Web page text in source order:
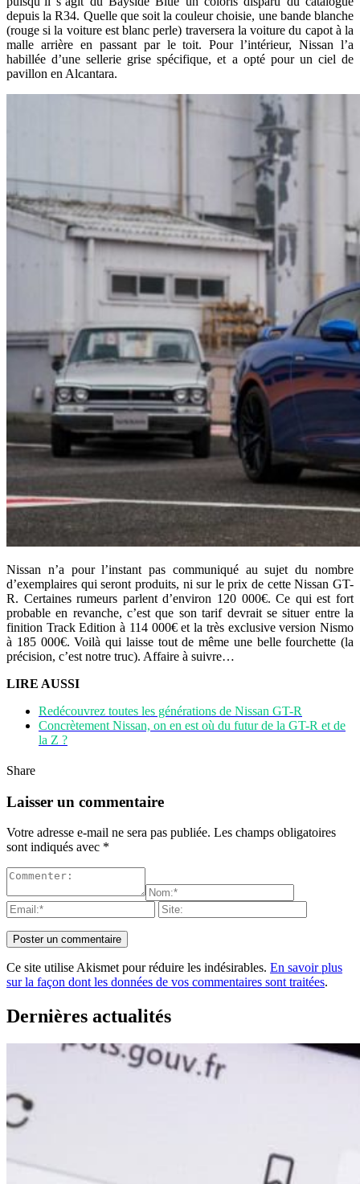
depuis la R34. Quelle que soit la couleur choisie, une bande blanche
(rouge si la voiture est blanc perle) traversera la voiture du capot à la
malle arrière en passant par le toit. Pour l’intérieur, Nissan l’a
habillée d’une sellerie grise spécifique, et a opté pour un ciel de
pavillon en Alcantara.
Nissan n’a pour l’instant pas communiqué au sujet du nombre
d’exemplaires qui seront produits, ni sur le prix de cette Nissan GT-
R. Certaines rumeurs parlent d’environ 120 000€. Ce qui est fort
probable en revanche, c’est que son tarif devrait se situer entre la
finition Track Edition à 114 000€ et la très exclusive version Nismo
à 185 000€. Voilà qui laisse tout de même une belle fourchette (la
précision, c’est notre truc). Affaire à suivre…
LIRE AUSSI
Redécouvrez toutes les générations de Nissan GT-R
Concrètement Nissan, on en est où du futur de la GT-R et de
la Z ?
Share
Laisser un commentaire
Votre adresse e-mail ne sera pas publiée. Les champs obligatoires
sont indiqués avec *
Ce site utilise Akismet pour réduire les indésirables. En savoir plus
sur la façon dont les données de vos commentaires sont traitées.
Dernières actualités